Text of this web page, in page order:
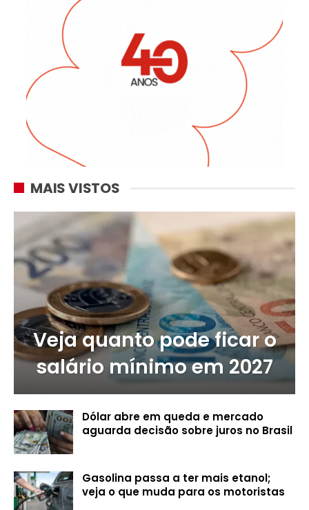
MAIS VISTOS
Veja quanto pode ficar o
salário mínimo em 2027
Dólar abre em queda e mercado
aguarda decisão sobre juros no Brasil
Gasolina passa a ter mais etanol;
veja o que muda para os motoristas